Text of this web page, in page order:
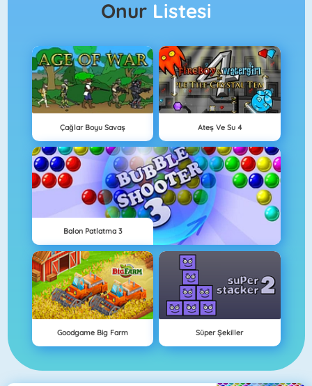
Onur Listesi
Çağlar Boyu Savaş Ateş Ve Su 4
Balon Patlatma 3
Goodgame Big Farm Süper Şekiller